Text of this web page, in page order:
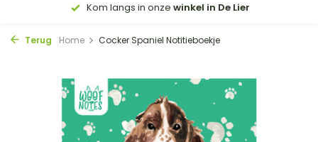
14 dagen
Terug Home Cocker Spaniel Notitieboekje